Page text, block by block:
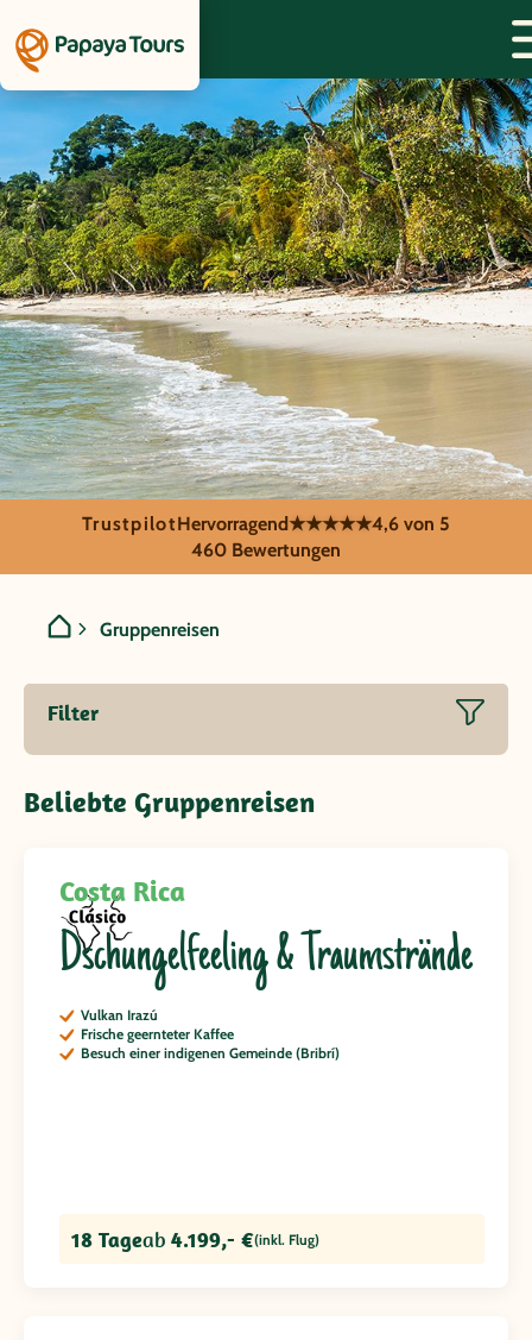
Costa Rica
TrustpilotHervorragend★★★★★4,6 von 5
460 Bewertungen
Gruppenreisen
Filter
Beliebte Gruppenreisen
Costa Rica
Dschungelfeeling & Traumstrände
Vulkan Irazú
Frische geernteter Kaffee
Besuch einer indigenen Gemeinde (Bribrí)
18 Tageab 4.199,- €(inkl. Flug)